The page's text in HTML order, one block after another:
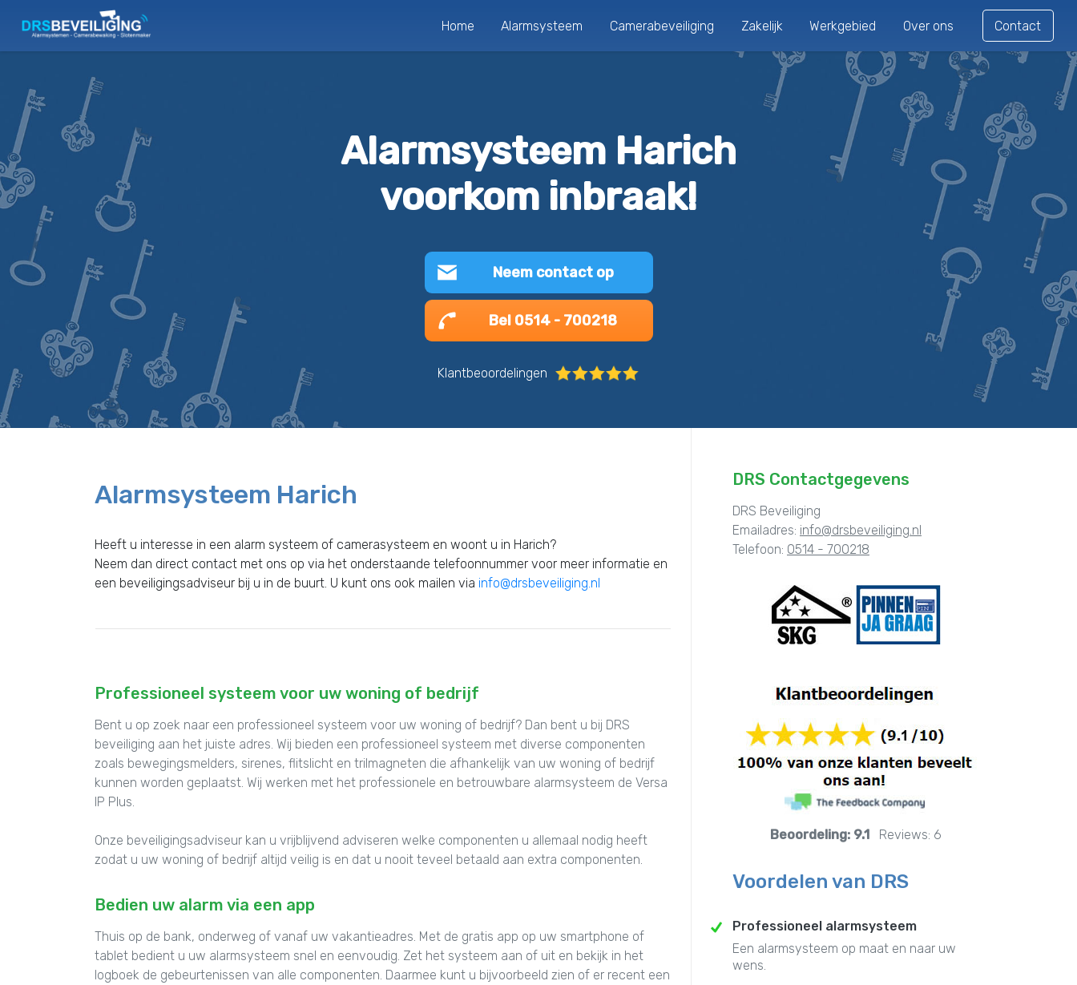
Home Alarmsysteem Camerabeveiliging Zakelijk Werkgebied Over ons Contact
Alarmsysteem Harich
voorkom inbraak!
Neem contact op
Bel 0514 - 700218
Klantbeoordelingen
Alarmsysteem Harich
Heeft u interesse in een alarm systeem of camerasysteem en woont u in Harich?
Neem dan direct contact met ons op via het onderstaande telefoonnummer voor meer informatie en
een beveiligingsadviseur bij u in de buurt. U kunt ons ook mailen via info@drsbeveiliging.nl
Professioneel systeem voor uw woning of bedrijf
Bent u op zoek naar een professioneel systeem voor uw woning of bedrijf? Dan bent u bij DRS
beveiliging aan het juiste adres. Wij bieden een professioneel systeem met diverse componenten
zoals bewegingsmelders, sirenes, flitslicht en trilmagneten die afhankelijk van uw woning of bedrijf
kunnen worden geplaatst. Wij werken met het professionele en betrouwbare alarmsysteem de Versa
IP Plus.
Onze beveiligingsadviseur kan u vrijblijvend adviseren welke componenten u allemaal nodig heeft
zodat u uw woning of bedrijf altijd veilig is en dat u nooit teveel betaald aan extra componenten.
Bedien uw alarm via een app
Thuis op de bank, onderweg of vanaf uw vakantieadres. Met de gratis app op uw smartphone of
tablet bedient u uw alarmsysteem snel en eenvoudig. Zet het systeem aan of uit en bekijk in het
logboek de gebeurtenissen van alle componenten. Daarmee kunt u bijvoorbeeld zien of er recent een
DRS Contactgegevens
DRS Beveiliging
Emailadres: info@drsbeveiliging.nl
Telefoon: 0514 - 700218
Beoordeling: 9.1 Reviews: 6
Voordelen van DRS
Professioneel alarmsysteem
Een alarmsysteem op maat en naar uw
wens.